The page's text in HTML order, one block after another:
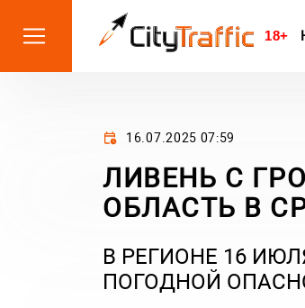
18+
16.07.2025 07:59
ЛИВЕНЬ С
ОБЛАСТЬ В
В РЕГИОНЕ 16
ПОГОДНОЙ